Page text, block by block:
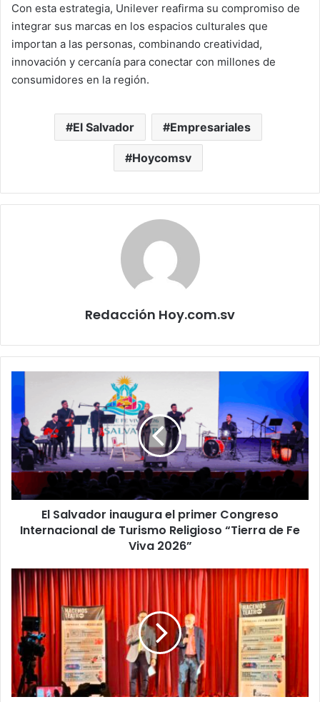
Con esta estrategia, Unilever reafirma su compromiso de
integrar sus marcas en los espacios culturales que
importan a las personas, combinando creatividad,
innovación y cercanía para conectar con millones de
consumidores en la región.
El Salvador Empresariales
Hoycomsv
Redacción Hoy.com.sv
Salvador
inaugura
el
primer
Congreso
Internacional
de
Turismo
Religioso
“Tierra
Viva
2026”
El Salvador inaugura el primer Congreso
Internacional de Turismo Religioso “Tierra de Fe
Viva 2026”
Teatro
Luis
Poma
presenta
seis
producciones
para
Acto